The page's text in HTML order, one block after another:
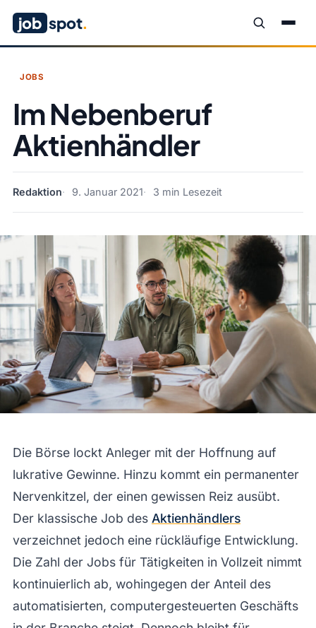
job spot.
JOBS
Im Nebenberuf
Aktienhändler
Redaktion 9. Januar 2021 3 min Lesezeit
Die Börse lockt Anleger mit der Hoffnung auf
lukrative Gewinne. Hinzu kommt ein permanenter
Nervenkitzel, der einen gewissen Reiz ausübt.
Der klassische Job des Aktienhändlers
verzeichnet jedoch eine rückläufige Entwicklung.
Die Zahl der Jobs für Tätigkeiten in Vollzeit nimmt
kontinuierlich ab, wohingegen der Anteil des
automatisierten, computergesteuerten Geschäfts